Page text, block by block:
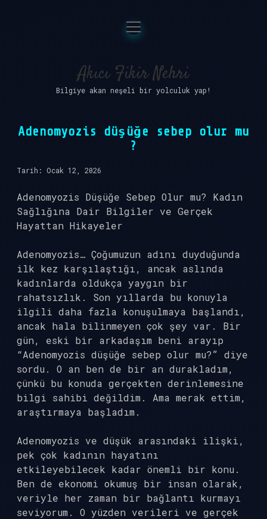
Anasayfa
Gizlilik Politikası
Yasal Uyarı
Hakkımızda
menüyü
aç
Akıcı Fikir Nehri
Bilgiye akan neşeli bir yolculuk yap!
Adenomyozis düşüğe sebep olur mu
?
Tarih: Ocak 12, 2026
Adenomyozis Düşüğe Sebep Olur mu? Kadın
Sağlığına Dair Bilgiler ve Gerçek
Hayattan Hikayeler
Adenomyozis… Çoğumuzun adını duyduğunda
ilk kez karşılaştığı, ancak aslında
kadınlarda oldukça yaygın bir
rahatsızlık. Son yıllarda bu konuyla
ilgili daha fazla konuşulmaya başlandı,
ancak hala bilinmeyen çok şey var. Bir
gün, eski bir arkadaşım beni arayıp
“Adenomyozis düşüğe sebep olur mu?” diye
sordu. O an ben de bir an durakladım,
çünkü bu konuda gerçekten derinlemesine
bilgi sahibi değildim. Ama merak ettim,
araştırmaya başladım.
Adenomyozis ve düşük arasındaki ilişki,
pek çok kadının hayatını
etkileyebilecek kadar önemli bir konu.
Ben de ekonomi okumuş bir insan olarak,
veriyle her zaman bir bağlantı kurmayı
seviyorum. O yüzden verileri ve gerçek